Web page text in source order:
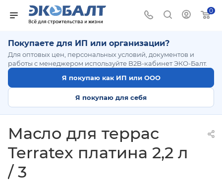
0
Покупаете для ИП или организации?
Для оптовых цен, персональных условий, документов и
работы с менеджером используйте B2B-кабинет ЭКО-Балт.
Я покупаю как ИП или ООО
Я покупаю для себя
Масло для террас
Terratex платина 2,2 л
/ 3